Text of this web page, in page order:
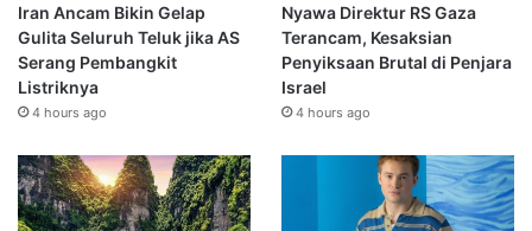
Iran Ancam Bikin Gelap
Gulita Seluruh Teluk jika AS
Serang Pembangkit
Listriknya
4 hours ago
Nyawa Direktur RS Gaza
Terancam, Kesaksian
Penyiksaan Brutal di Penjara
Israel
4 hours ago